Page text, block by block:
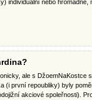
individuální nebo hromadné,
ale s DžoemNaKostce
(i první repoubliky) byly
akciové spoleřnosti).